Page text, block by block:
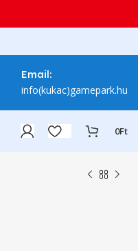
Email:
info(kukac)gamepark.hu
0Ft